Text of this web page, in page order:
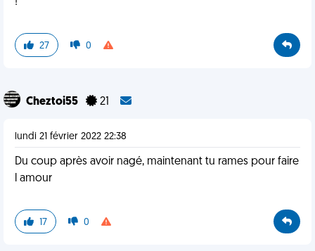
27 0
Cheztoi55 21
lundi 21 février 2022 22:38
Du coup après avoir nagé, maintenant tu rames pour faire
l amour
17 0